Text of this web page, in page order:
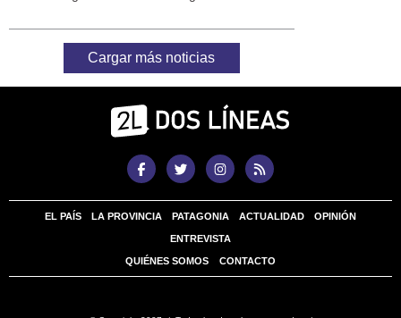
Cargar más noticias
EL PAÍS LA PROVINCIA PATAGONIA ACTUALIDAD OPINIÓN
ENTREVISTA
QUIÉNES SOMOS CONTACTO